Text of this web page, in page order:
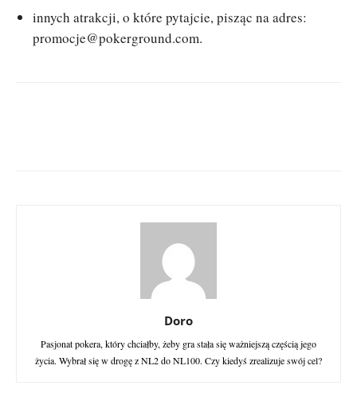
innych atrakcji, o które pytajcie, pisząc na adres:
promocje@pokerground.com.
Doro
Pasjonat pokera, który chciałby, żeby gra stała się ważniejszą częścią jego
życia. Wybrał się w drogę z NL2 do NL100. Czy kiedyś zrealizuje swój cel?